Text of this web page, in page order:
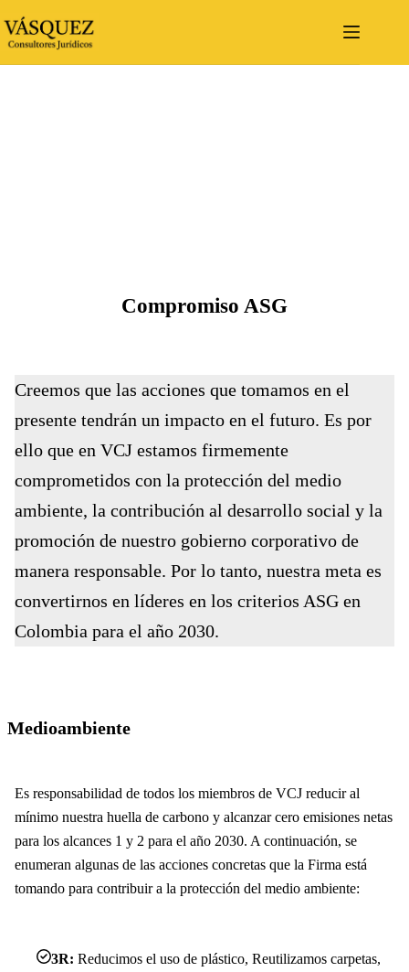
al
Compromiso ASG
Creemos que las acciones que tomamos en el
presente tendrán un impacto en el futuro. Es por
ello que en VCJ estamos firmemente
comprometidos con la protección del medio
ambiente, la contribución al desarrollo social y la
promoción de nuestro gobierno corporativo de
manera responsable. Por lo tanto, nuestra meta es
convertirnos en líderes en los criterios ASG en
Colombia para el año 2030.
Medioambiente
Es responsabilidad de todos los miembros de VCJ reducir al
mínimo nuestra huella de carbono y alcanzar cero emisiones netas
para los alcances 1 y 2 para el año 2030. A continuación, se
enumeran algunas de las acciones concretas que la Firma está
tomando para contribuir a la protección del medio ambiente:
3R: Reducimos el uso de plástico, Reutilizamos carpetas,